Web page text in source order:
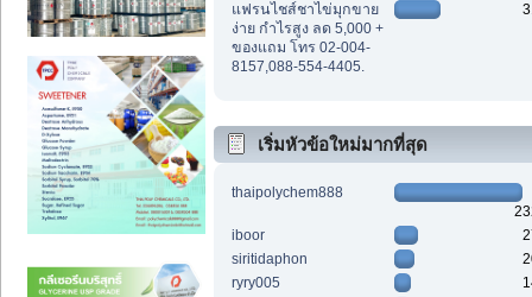
แฟรนไชส์ชาไข่มุกขาย
ง่าย กำไรสูง ลด 5,000 +
ของแถม โทร 02-004-
8157,088-554-4405.
เริ่มหัวข้อใหม่มากที่สุด
thaipolychem888
iboor
siritidaphon
ryry005